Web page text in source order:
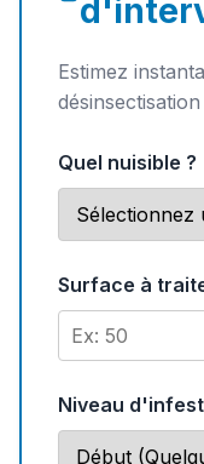
Estimez
Quel nuisible ?
Surface à
Niveau